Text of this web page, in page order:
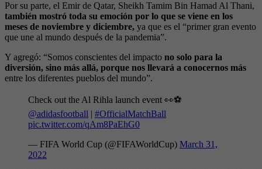
Por su parte, el Emir de Qatar, Sheikh Tamim Bin Hamad Al Thani,
también mostró toda su emoción por lo que se viene en los
meses de noviembre y diciembre, ya que es el “primer gran evento
que une al mundo después de la pandemia”.
Y agregó: “Somos conscientes del impacto no solo para la
diversión, sino más allá, porque nos llevará a conocernos más
entre los diferentes pueblos del mundo”.
Check out the Al Rihla launch event 👀⚽
@adidasfootball | #OfficialMatchBall
pic.twitter.com/qAm8PaEhG0
— FIFA World Cup (@FIFAWorldCup) March 31,
2022